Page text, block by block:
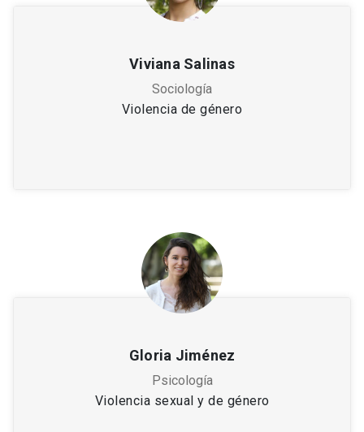
Viviana Salinas
Sociología
Violencia de género
Gloria Jiménez
Psicología
Violencia sexual y de género